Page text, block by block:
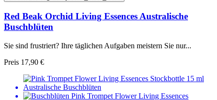
Red Beak Orchid Living Essences Australische
Buschblüten
Sie sind frustriert? Ihre täglichen Aufgaben meistern Sie nur...
Preis 17,90 €